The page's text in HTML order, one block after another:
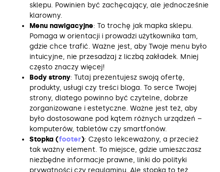
sklepu. Powinien być zachęcający, ale jednocześnie
klarowny.
Menu nawigacyjne: To trochę jak mapka sklepu.
Pomaga w orientacji i prowadzi użytkownika tam,
gdzie chce trafić. Ważne jest, aby Twoje menu było
intuicyjne, nie przesadzaj z liczbą zakładek. Mniej
często znaczy więcej!
Body strony: Tutaj prezentujesz swoją ofertę,
produkty, usługi czy treści bloga. To serce Twojej
strony, dlatego powinno być czytelne, dobrze
zorganizowane i estetyczne. Ważne jest też, aby
było dostosowane pod kątem różnych urządzeń –
komputerów, tabletów czy smartfonów.
Stopka (footer): Często lekceważony, a przecież
tak ważny element. To miejsce, gdzie umieszczasz
niezbędne informacje prawne, linki do polityki
prywatności czy regulaminu. Ale stopka to też